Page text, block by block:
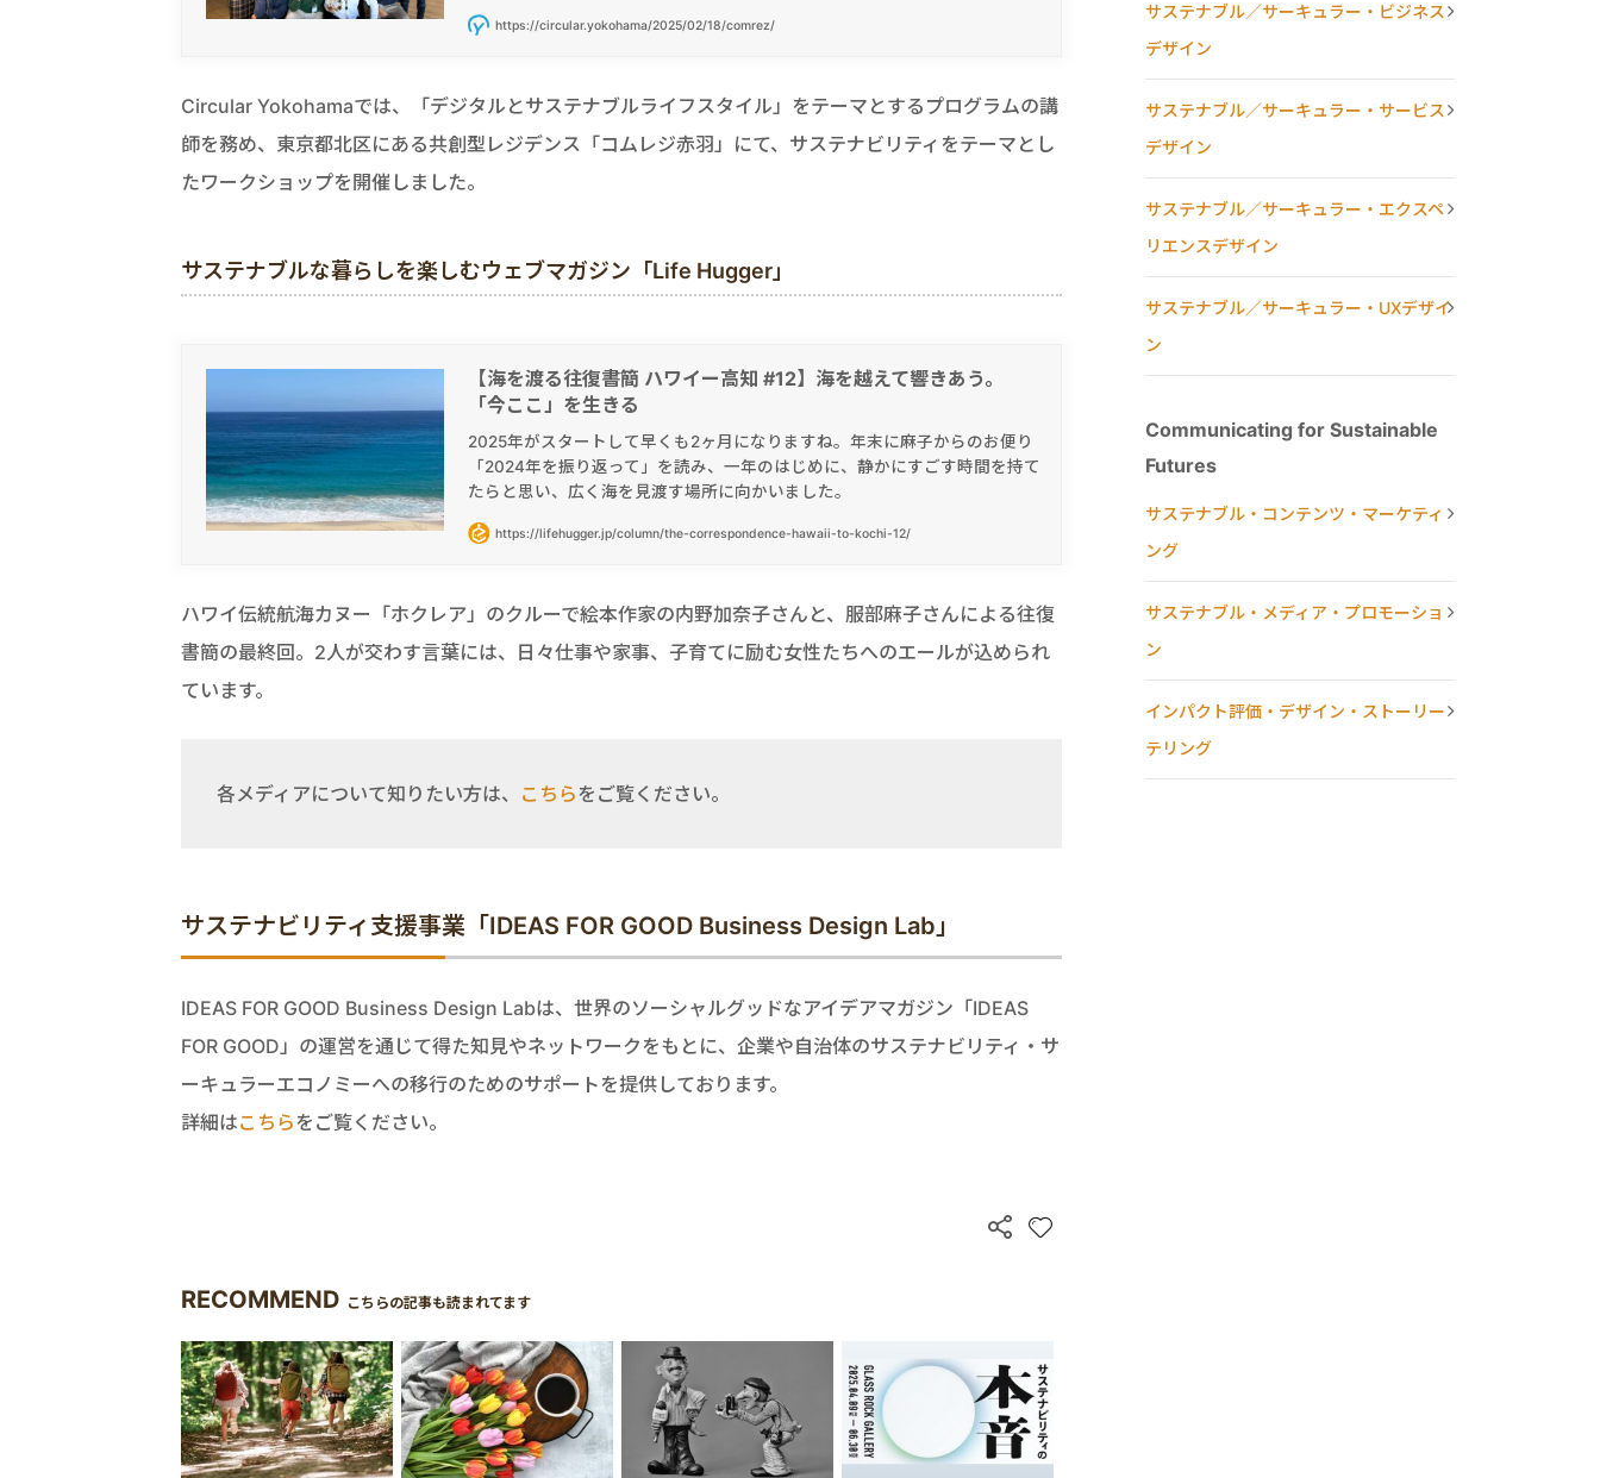
https://circular.yokohama/2025/02/18/comrez/
Circular Yokohamaでは、「デジタルとサステナブルライフスタイル」をテーマとするプログラムの講
師を務め、東京都北区にある共創型レジデンス「コムレジ赤羽」にて、サステナビリティをテーマとし
たワークショップを開催しました。
サステナブルな暮らしを楽しむウェブマガジン「Life Hugger」
【海を渡る往復書簡 ハワイー高知 #12】海を越えて響きあう。
「今ここ」を生きる
2025年がスタートして早くも2ヶ月になりますね。年末に麻子からのお便り
「2024年を振り返って」を読み、一年のはじめに、静かにすごす時間を持て
たらと思い、広く海を見渡す場所に向かいました。
https://lifehugger.jp/column/the-correspondence-hawaii-to-kochi-12/
ハワイ伝統航海カヌー「ホクレア」のクルーで絵本作家の内野加奈子さんと、服部麻子さんによる往復
書簡の最終回。2人が交わす言葉には、日々仕事や家事、子育てに励む女性たちへのエールが込められ
ています。
各メディアについて知りたい方は、 こちら をご覧ください。
サステナビリティ支援事業「IDEAS FOR GOOD Business Design Lab」
IDEAS FOR GOOD Business Design Labは、世界のソーシャルグッドなアイデアマガジン「IDEAS
FOR GOOD」の運営を通じて得た知見やネットワークをもとに、企業や自治体のサステナビリティ・サ
ーキュラーエコノミーへの移行のためのサポートを提供しております。
詳細はこちら をご覧ください。
RECOMMEND こちらの記事も読まれてます
サステナブル／サーキュラー・ビジネス
デザイン
サステナブル／サーキュラー・サービス
デザイン
サステナブル／サーキュラー・エクスペ
リエンスデザイン
サステナブル／サーキュラー・UXデザイ
ン
Communicating for Sustainable
Futures
サステナブル・コンテンツ・マーケティ
ング
サステナブル・メディア・プロモーショ
ン
インパクト評価・デザイン・ストーリー
テリング